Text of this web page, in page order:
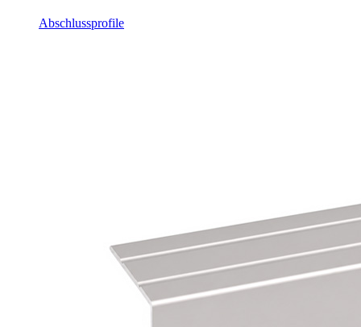
Abschlussprofile